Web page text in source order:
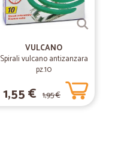
VULCANO
Spirali vulcano antizanzara
pz.10
1,55 € 1,95 €